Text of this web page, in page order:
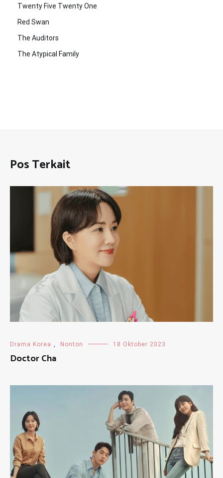
Twenty Five Twenty One
Red Swan
The Auditors
The Atypical Family
Pos Terkait
Drama Korea , Nonton 18 Oktober 2023
Doctor Cha